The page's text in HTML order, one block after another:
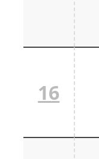
16